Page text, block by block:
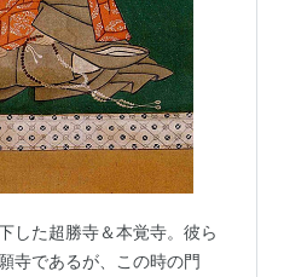
した超勝寺＆本覚寺。彼ら
寺であるが、この時の門